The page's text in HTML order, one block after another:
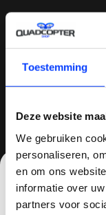
Toestemming
Deze website
We gebruiken
personaliseren,
en om ons
informatie over
partners voor
Sinds 2014
speler op het
multicopters